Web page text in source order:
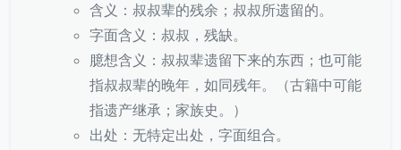
含义：叔叔辈的残余；叔叔所遗留的。
字面含义：叔叔，残缺。
臆想含义：叔叔辈遗留下来的东西；也可能
指叔叔辈的晚年，如同残年。（古籍中可能
指遗产继承；家族史。）
出处：无特定出处，字面组合。